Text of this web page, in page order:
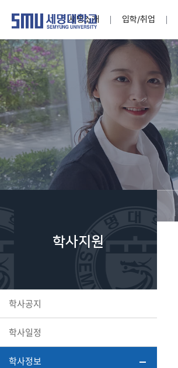
세명소개
세명소개
인재양성이 국가의 미래
세상을 밝게 비추는 인재양성
사이버투어 홍보브로슈어
입학/취업
입학/취업
인재양성이 국가의 미래
세상을 밝게 비추는 인재양성
사이버투어 홍보브로슈어
대학/대학원
인재양성이 국가의 미래
세상을 밝게 비추는 인재양성
사이버투어 홍보브로슈어
학사지원
인재양성이 국가의 미래
세상을 밝게 비추는 인재양성
사이버투어 홍보브로슈어
대학생활
인재양성이 국가의 미래
세상을 밝게 비추는 인재양성
사이버투어 홍보브로슈어
연구/산학
인재양성이 국가의 미래
세상을 밝게 비추는 인재양성
사이버투어 홍보브로슈어
기관/시설
인재양성이 국가의 미래
세상을 밝게 비추는 인재양성
사이버투어 홍보브로슈어
SMU Story
인재양성이 국가의 미래
세상을 밝게 비추는 인재양성
사이버투어 홍보브로슈어
소통·공감
인재양성이 국가의 미래
세상을 밝게 비추는 인재양성
사이버투어 홍보브로슈어
학교기업
인재양성이 국가의 미래
세상을 밝게 비추는 인재양성
사이버투어 홍보브로슈어
학사지원
학사공지
학사일정
학사정보